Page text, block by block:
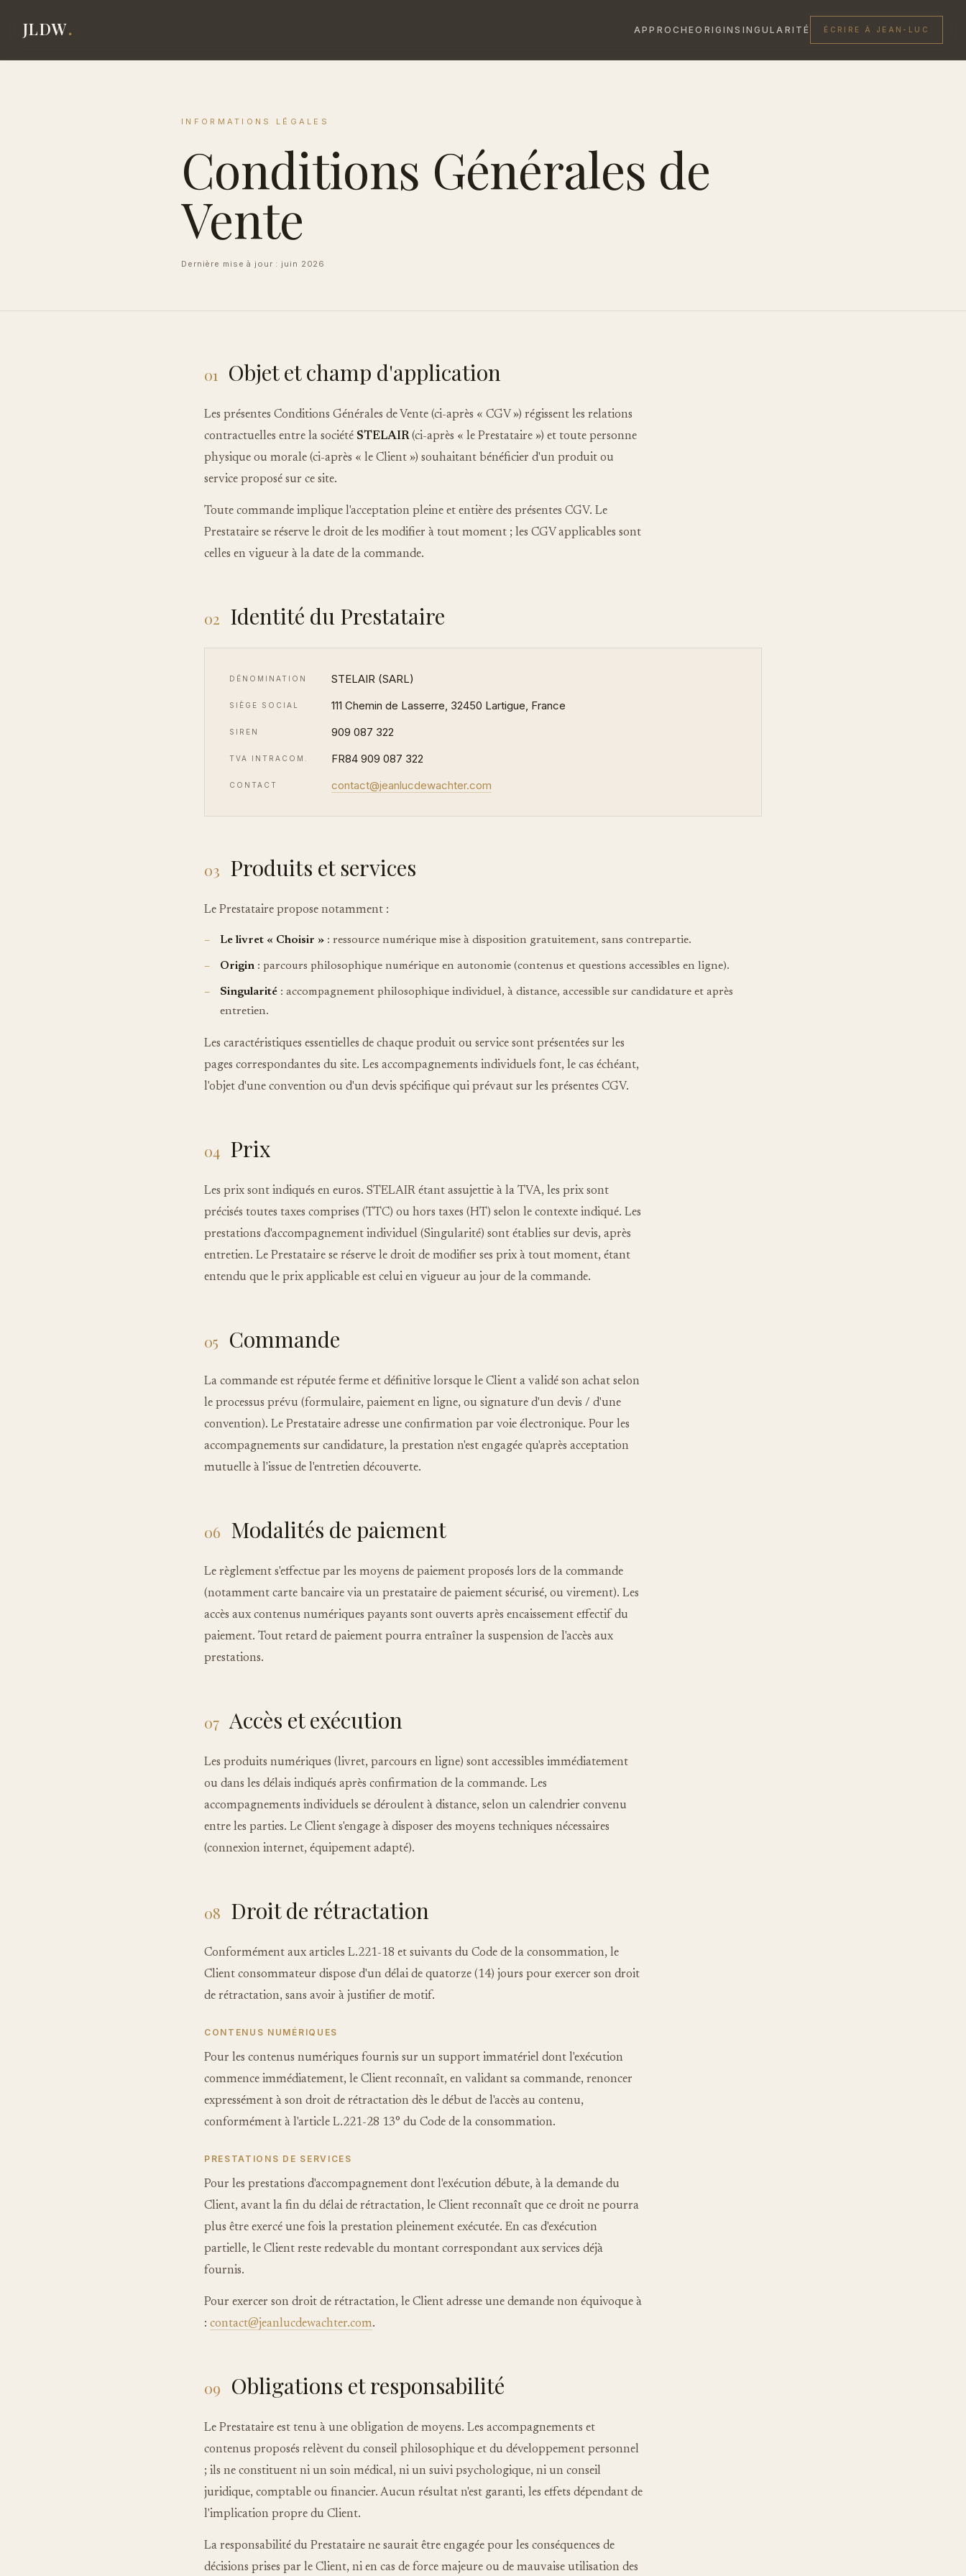
JLDW. APPROCHEORIGINSINGULARITÉ ÉCRIRE À JEAN-LUC
INFORMATIONS LÉGALES
Conditions Générales de
Vente
Dernière mise à jour : juin 2026
01 Objet et champ d'application
Les présentes Conditions Générales de Vente (ci-après « CGV ») régissent les relations
contractuelles entre la société STELAIR(ci-après « le Prestataire ») et toute personne
physique ou morale (ci-après « le Client ») souhaitant bénéficier d'un produit ou
service proposé sur ce site.
Toute commande implique l'acceptation pleine et entière des présentes CGV. Le
Prestataire se réserve le droit de les modifier à tout moment ; les CGV applicables sont
celles en vigueur à la date de la commande.
02 Identité du Prestataire
DÉNOMINATION STELAIR (SARL)
SIÈGE SOCIAL 111 Chemin de Lasserre, 32450 Lartigue, France
SIREN 909 087 322
TVA INTRACOM. FR84 909 087 322
CONTACT contact@jeanlucdewachter.com
03 Produits et services
Le Prestataire propose notamment :
Le livret « Choisir » : ressource numérique mise à disposition gratuitement, sans contrepartie.
Origin : parcours philosophique numérique en autonomie (contenus et questions accessibles en ligne).
Singularité : accompagnement philosophique individuel, à distance, accessible sur candidature et après
entretien.
Les caractéristiques essentielles de chaque produit ou service sont présentées sur les
pages correspondantes du site. Les accompagnements individuels font, le cas échéant,
l'objet d'une convention ou d'un devis spécifique qui prévaut sur les présentes CGV.
04 Prix
Les prix sont indiqués en euros. STELAIR étant assujettie à la TVA, les prix sont
précisés toutes taxes comprises (TTC) ou hors taxes (HT) selon le contexte indiqué. Les
prestations d'accompagnement individuel (Singularité) sont établies sur devis, après
entretien. Le Prestataire se réserve le droit de modifier ses prix à tout moment, étant
entendu que le prix applicable est celui en vigueur au jour de la commande.
05 Commande
La commande est réputée ferme et définitive lorsque le Client a validé son achat selon
le processus prévu (formulaire, paiement en ligne, ou signature d'un devis / d'une
convention). Le Prestataire adresse une confirmation par voie électronique. Pour les
accompagnements sur candidature, la prestation n'est engagée qu'après acceptation
mutuelle à l'issue de l'entretien découverte.
06 Modalités de paiement
Le règlement s'effectue par les moyens de paiement proposés lors de la commande
(notamment carte bancaire via un prestataire de paiement sécurisé, ou virement). Les
accès aux contenus numériques payants sont ouverts après encaissement effectif du
paiement. Tout retard de paiement pourra entraîner la suspension de l'accès aux
prestations.
07 Accès et exécution
Les produits numériques (livret, parcours en ligne) sont accessibles immédiatement
ou dans les délais indiqués après confirmation de la commande. Les
accompagnements individuels se déroulent à distance, selon un calendrier convenu
entre les parties. Le Client s'engage à disposer des moyens techniques nécessaires
(connexion internet, équipement adapté).
08 Droit de rétractation
Conformément aux articles L.221-18 et suivants du Code de la consommation, le
Client consommateur dispose d'un délai de quatorze (14) jours pour exercer son droit
de rétractation, sans avoir à justifier de motif.
CONTENUS NUMÉRIQUES
Pour les contenus numériques fournis sur un support immatériel dont l'exécution
commence immédiatement, le Client reconnaît, en validant sa commande, renoncer
expressément à son droit de rétractation dès le début de l'accès au contenu,
conformément à l'article L.221-28 13° du Code de la consommation.
PRESTATIONS DE SERVICES
Pour les prestations d'accompagnement dont l'exécution débute, à la demande du
Client, avant la fin du délai de rétractation, le Client reconnaît que ce droit ne pourra
plus être exercé une fois la prestation pleinement exécutée. En cas d'exécution
partielle, le Client reste redevable du montant correspondant aux services déjà
fournis.
Pour exercer son droit de rétractation, le Client adresse une demande non équivoque à
: contact@jeanlucdewachter.com.
09 Obligations et responsabilité
Le Prestataire est tenu à une obligation de moyens. Les accompagnements et
contenus proposés relèvent du conseil philosophique et du développement personnel
; ils ne constituent ni un soin médical, ni un suivi psychologique, ni un conseil
juridique, comptable ou financier. Aucun résultat n'est garanti, les effets dépendant de
l'implication propre du Client.
La responsabilité du Prestataire ne saurait être engagée pour les conséquences de
décisions prises par le Client, ni en cas de force majeure ou de mauvaise utilisation des